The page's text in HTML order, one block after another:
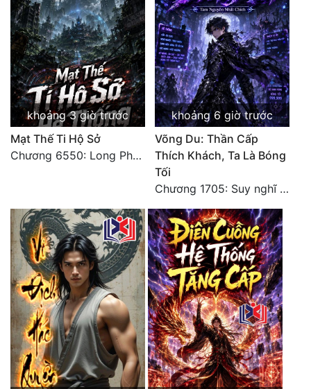
khoảng 3 giờ trước
Mạt Thế Ti Hộ Sở
Chương 6550: Long Phượng Thần Trận
khoảng 6 giờ trước
Võng Du: Thần Cấp
Thích Khách, Ta Là Bóng
Tối
Chương 1705: Suy nghĩ sinh tồn của Vô Danh Tuyết!